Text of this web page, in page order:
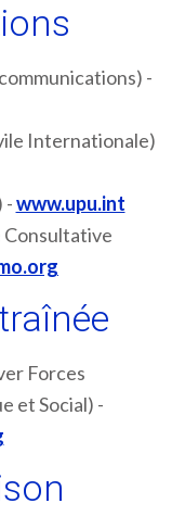
-
Internationale)
-www.upu.int
Forces
et Social) -